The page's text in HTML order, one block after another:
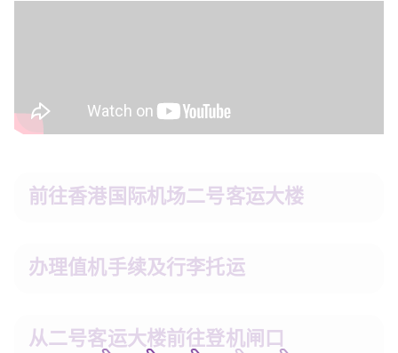
前往香港国际机场二号客运大楼
办理值机手续及行李托运
从二号客运大楼前往登机闸口